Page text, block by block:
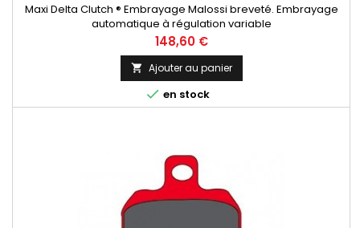
Maxi Delta Clutch ® Embrayage Malossi breveté. Embrayage
automatique à régulation variable
Prix
148,60 €
 Ajouter au panier
 en stock